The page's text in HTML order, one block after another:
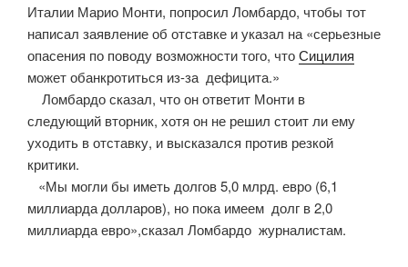
Италии Марио Монти, попросил Ломбардо, чтобы тот
написал заявление об отставке и указал на «серьезные
опасения по поводу возможности того, чтоСицилия
может обанкротиться из-за дефицита.»
Ломбардо сказал, что он ответит Монти в
следующий вторник, хотя он не решил стоит ли ему
уходить в отставку, и высказался против резкой
критики.
«Мы могли бы иметь долгов 5,0 млрд. евро (6,1
миллиарда долларов), но пока имеем долг в 2,0
миллиарда евро»,сказал Ломбардо журналистам.